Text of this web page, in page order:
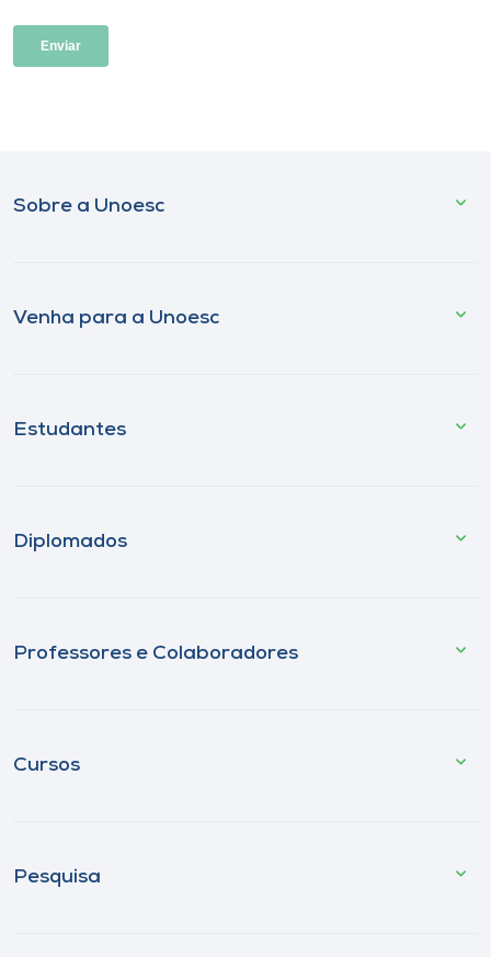
Sobre a Unoesc
Venha para a Unoesc
Estudantes
Diplomados
Professores e Colaboradores
Cursos
Pesquisa